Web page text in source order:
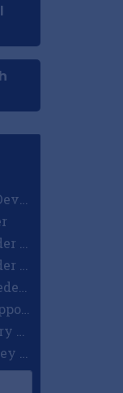
EK Retail Customer Support Omnichannel